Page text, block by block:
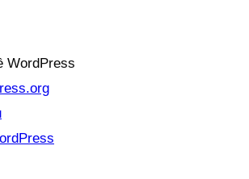
WordPress